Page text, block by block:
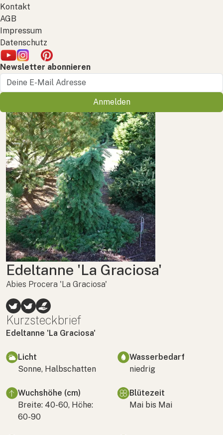
Kontakt
AGB
Impressum
Datenschutz
Newsletter abonnieren
Anmelden
Edeltanne 'La Graciosa'
Abies Procera 'La Graciosa'
Kurzsteckbrief
Edeltanne 'La Graciosa'
Licht
Sonne, Halbschatten
Wasserbedarf
niedrig
Wuchshöhe (cm)
Breite: 40-60, Höhe:
60-90
Blütezeit
Mai bis Mai